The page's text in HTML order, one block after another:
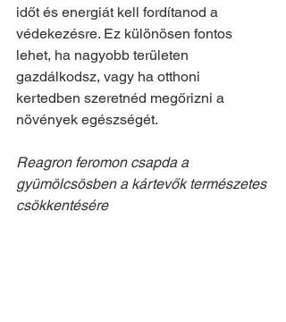
időt és energiát kell fordítanod a
védekezésre. Ez különösen fontos
lehet, ha nagyobb területen
gazdálkodsz, vagy ha otthoni
kertedben szeretnéd megőrizni a
növények egészségét.
Reagron feromon csapda a
gyümölcsösben a kártevők természetes
csökkentésére